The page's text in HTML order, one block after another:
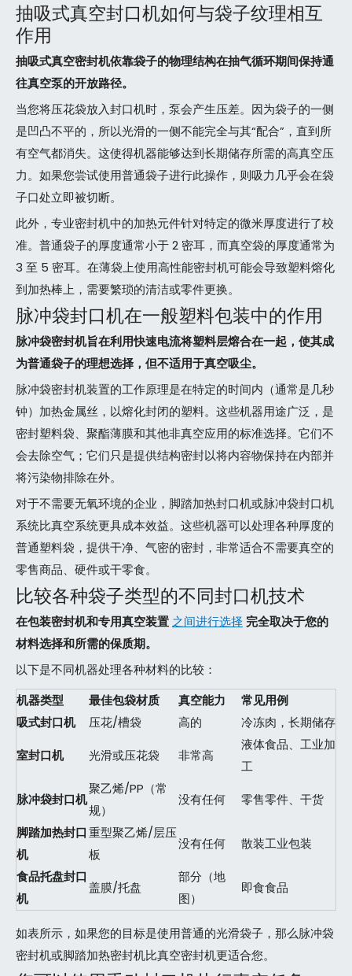
抽吸式真空封口机如何与袋子纹理相互
作用
抽吸式真空密封机依靠袋子的物理结构在抽气循环期间保持通
往真空泵的开放路径。
当您将压花袋放入封口机时，泵会产生压差。因为袋子的一侧
是凹凸不平的，所以光滑的一侧不能完全与其“配合”，直到所
有空气都消失。这使得机器能够达到长期储存所需的高真空压
力。如果您尝试使用普通袋子进行此操作，则吸力几乎会在袋
子口处立即被切断。
此外，专业密封机中的加热元件针对特定的微米厚度进行了校
准。普通袋子的厚度通常小于 2 密耳，而真空袋的厚度通常为
3 至 5 密耳。在薄袋上使用高性能密封机可能会导致塑料熔化
到加热棒上，需要繁琐的清洁或零件更换。
脉冲袋封口机在一般塑料包装中的作用
脉冲袋密封机旨在利用快速电流将塑料层熔合在一起，使其成
为普通袋子的理想选择，但不适用于真空吸尘。
脉冲袋密封机装置的工作原理是在特定的时间内（通常是几秒
钟）加热金属丝，以熔化封闭的塑料。这些机器用途广泛，是
密封塑料袋、聚酯薄膜和其他非真空应用的标准选择。它们不
会去除空气；它们只是提供结构密封以将内容物保持在内部并
将污染物排除在外。
对于不需要无氧环境的企业，脚踏加热封口机或脉冲袋封口机
系统比真空系统更具成本效益。这些机器可以处理各种厚度的
普通塑料袋，提供干净、气密的密封，非常适合不需要真空的
零售商品、硬件或干零食。
比较各种袋子类型的不同封口机技术
在包装密封机和专用真空装置 之间进行选择 完全取决于您的
材料选择和所需的保质期。
以下是不同机器处理各种材料的比较：
机器类型
最佳包袋材质 真空能力
常见用例
吸式封口机
压花/槽袋 高的
冷冻肉，长期储存
室封口机
光滑或压花袋 非常高
液体食品、工业加
工
脉冲袋封口机
聚乙烯/PP（常
规）
没有任何
零售零件、干货
脚踏加热封口
机
重型聚乙烯/层压
板
没有任何
散装工业包装
食品托盘封口
机
盖膜/托盘
部分（地
图）
即食食品
如表所示，如果您的目标是使用普通的光滑袋子，那么脉冲袋
密封机或脚踏加热密封机比真空密封机更适合您。